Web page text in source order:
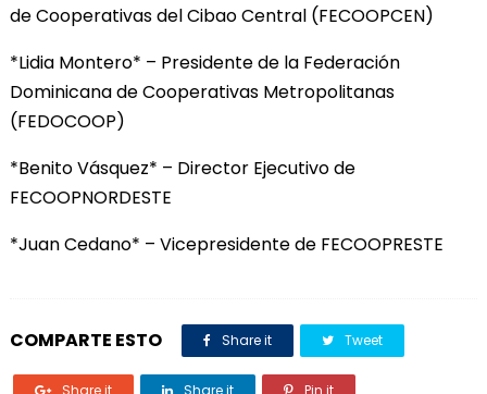
de Cooperativas del Cibao Central (FECOOPCEN)
*Lidia Montero* – Presidente de la Federación
Dominicana de Cooperativas Metropolitanas
(FEDOCOOP)
*Benito Vásquez* – Director Ejecutivo de
FECOOPNORDESTE
*Juan Cedano* – Vicepresidente de FECOOPRESTE
COMPARTE ESTO Share it Tweet
Share it Share it Pin it